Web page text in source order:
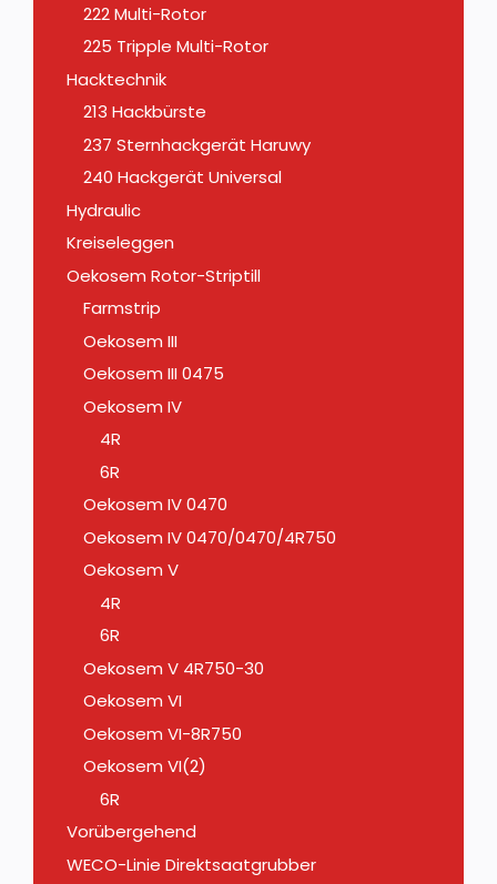
222 Multi-Rotor
225 Tripple Multi-Rotor
Hacktechnik
213 Hackbürste
237 Sternhackgerät Haruwy
240 Hackgerät Universal
Hydraulic
Kreiseleggen
Oekosem Rotor-Striptill
Farmstrip
Oekosem III
Oekosem III 0475
Oekosem IV
4R
6R
Oekosem IV 0470
Oekosem IV 0470/0470/4R750
Oekosem V
4R
6R
Oekosem V 4R750-30
Oekosem VI
Oekosem VI-8R750
Oekosem VI(2)
6R
Vorübergehend
WECO-Linie Direktsaatgrubber